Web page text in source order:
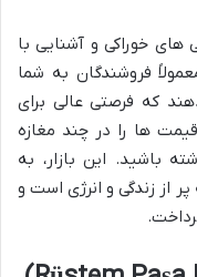
های خوراکی و آشنایی با
فروشندگان به شما
که فرصتی عالی برای
ها را در چند مغازه
باشید. این بازار، به
از زندگی و انرژی است و